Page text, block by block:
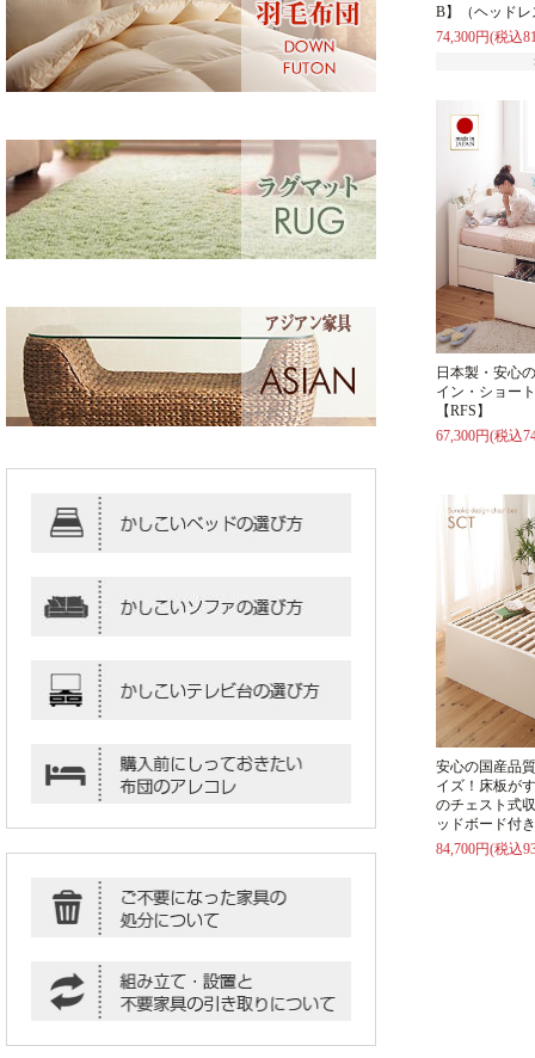
B】（ヘッド
74,300円(税込
日本製・安心
イン・ショー
【RFS】
67,300円(税込
安心の国産品
イズ！床板が
のチェスト式
ッドボード付
84,700円(税込